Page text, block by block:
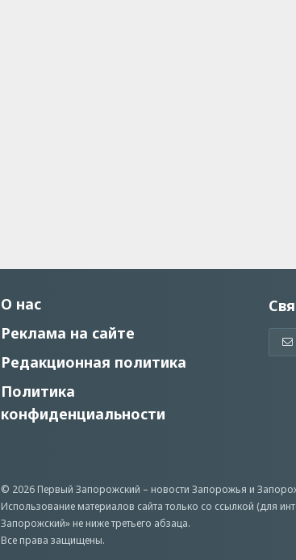
О нас
Реклама на сайте
Редакционная политика
Политика
конфиденциальности
© 2026 Первый Запорожский – новости Запорожья и
Использование материалов сайта только со ссылкой (для
Запорожский» не ниже третьего абзаца.
Все права защищены.